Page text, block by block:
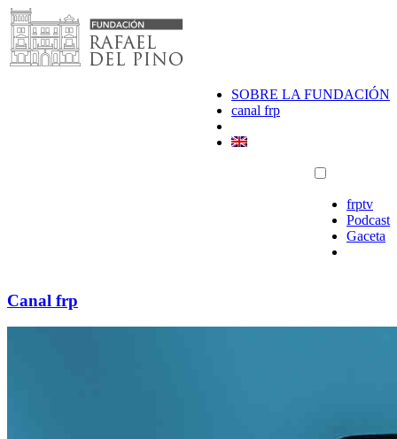
Saltar
al
contenido
SOBRE LA FUNDACIÓN
canal frp
frptv
Podcast
Gaceta
Canal frp